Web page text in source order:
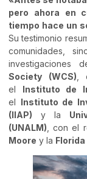
pero ahora en
tiempo hace un
Su testimonio
comunidades,
investigaciones
Society (WCS) ,
el Instituto de
el Instituto de
(IIAP) y la
(UNALM) , con el
Moore y la